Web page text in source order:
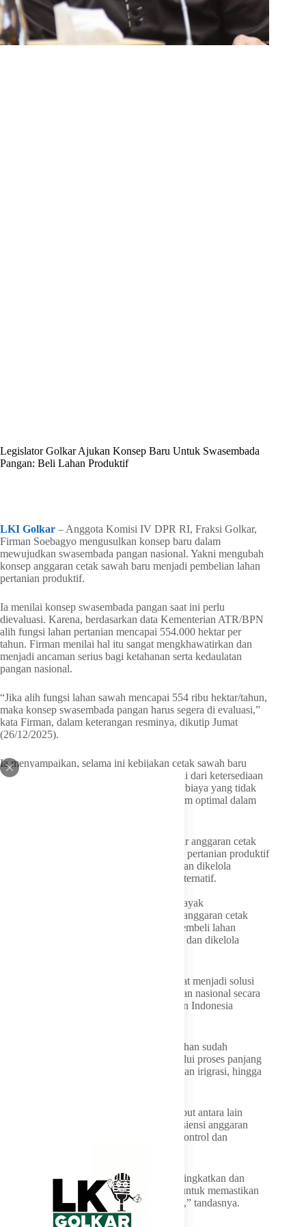
Legislator Golkar Ajukan Konsep Baru Untuk Swasembada
Pangan: Beli Lahan Produktif
LKI Golkar – Anggota Komisi IV DPR RI, Fraksi Golkar,
Firman Soebagyo mengusulkan konsep baru dalam
mewujudkan swasembada pangan nasional. Yakni mengubah
konsep anggaran cetak sawah baru menjadi pembelian lahan
pertanian produktif.
Ia menilai konsep swasembada pangan saat ini perlu
dievaluasi. Karena, berdasarkan data Kementerian ATR/BPN
alih fungsi lahan pertanian mencapai 554.000 hektar per
tahun. Firman menilai hal itu sangat mengkhawatirkan dan
menjadi ancaman serius bagi ketahanan serta kedaulatan
pangan nasional.
“Jika alih fungsi lahan sawah mencapai 554 ribu hektar/tahun,
maka konsep swasembada pangan harus segera di evaluasi,”
kata Firman, dalam keterangan resminya, dikutip Jumat
(26/12/2025).
Ia menyampaikan, selama ini kebijakan cetak sawah baru
sering menghadapi berbagai kendala. Mulai dari ketersediaan
lahan, kesiapan infrastruktur irigasi hingga biaya yang tidak
sedikit. Sehingga hasil yang diperoleh belum optimal dalam
Oleh sebab itu, pihaknya mengusulkan agar anggaran cetak
sawah baru dialihkan untuk membeli lahan pertanian produktif
yang sudah memiliki irigasi teknis, kemudian dikelola
langsung oleh Pemerintah sebagai solusi alternatif.
“Saya punya gagasan sangat rasional dan layak
dipertimbangkan yakni mengubah konsep anggaran cetak
sawah baru sebaiknya digunakan untuk membeli lahan
pertanian produktif sudah beririgrasi teknis dan dikelola
Pihaknya juga yakin, langkah tersebut dapat menjadi solusi
efektif untuk meningkatkan produksi pangan nasional secara
tepat, sekaligus mengurangi ketergantungan Indonesia
Selain itu, kata Firman, dengan membeli lahan sudah
produktif, Pemerintah tidak perlu lagi melalui proses panjang
seperti pembukaan lahan baru, pembangunan irigrasi, hingga
Adapun keuntungan dari pendekatan tersebut antara lain
peningkatan produksi pangan nasional, efisiensi anggaran
serta pengelolaan pertanian yang lebih terkontrol dan
“Jika dikelola Pemerintah, efisiensi bisa ditingkatkan dan
risiko kerugiaan dapat ditekan ini penting untuk memastikan
swasembada pangan benar-benar terwujud,” tandasnya.